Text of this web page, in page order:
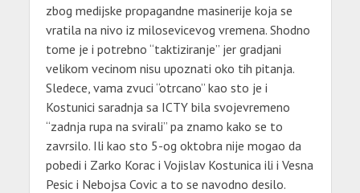
zbog medijske propagandne masinerije koja se
vratila na nivo iz milosevicevog vremena. Shodno
tome je i potrebno “taktiziranje” jer gradjani
velikom vecinom nisu upoznati oko tih pitanja.
Sledece, vama zvuci “otrcano” kao sto je i
Kostunici saradnja sa ICTY bila svojevremeno
“zadnja rupa na svirali” pa znamo kako se to
zavrsilo. Ili kao sto 5-og oktobra nije mogao da
pobedi i Zarko Korac i Vojislav Kostunica ili i Vesna
Pesic i Nebojsa Covic a to se navodno desilo.